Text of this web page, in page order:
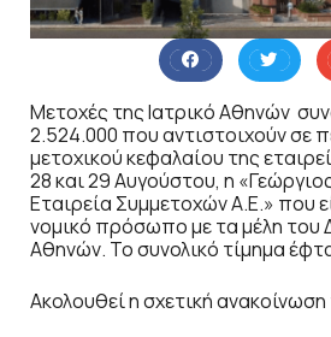
Μετοχές της Ιατρικό Αθηνών
2.524.000 που αντιστοιχούν σε
μετοχικού κεφαλαίου της
28 και 29 Αυγούστου, η
Εταιρεία Συμμετοχών Α.Ε.» που
νομικό πρόσωπο με τα μέλη του
Αθηνών. Το συνολικό τίμημα
Ακολουθεί η σχετική ανακοίνωση